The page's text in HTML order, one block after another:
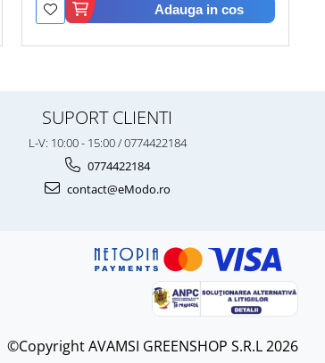
Adauga in cos
SUPORT CLIENTI
L-V: 10:00 - 15:00 / 0774422184
0774422184
contact@eModo.ro
©Copyright AVAMSI GREENSHOP S.R.L 2026